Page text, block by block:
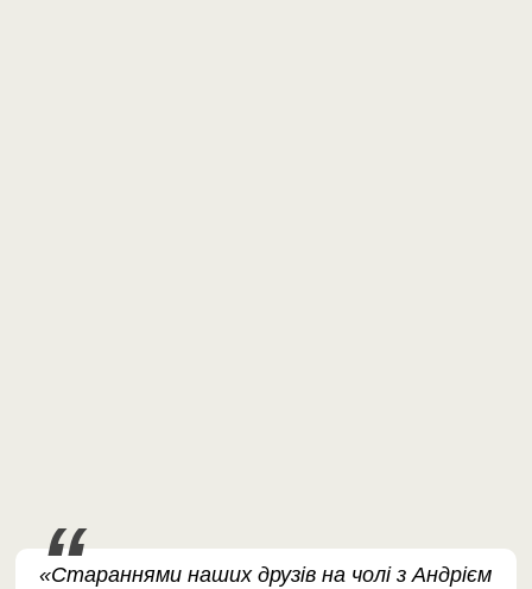
«Стараннями наших друзів на чолі з Андрієм